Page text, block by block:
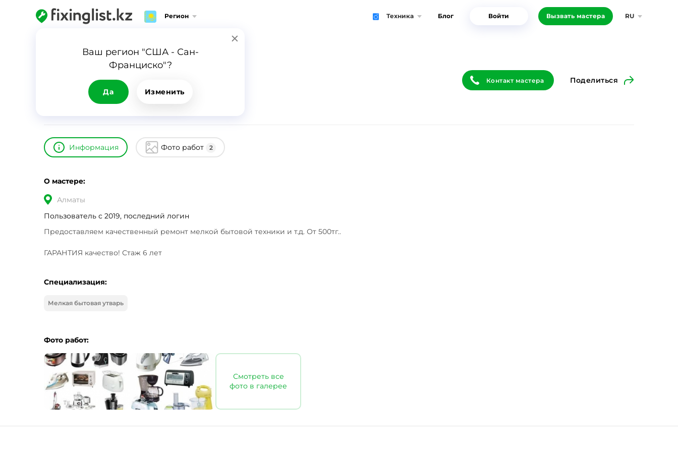
Регион Техника Блог Войти Вызвать мастера RU
Ваш регион "США - Сан-
Франциско"?
Да Изменить
Бауыржан
Контакт мастера Поделиться
Информация Фото работ 2
О мастере:
Алматы
Пользователь с 2019, последний логин
Предоставляем качественный ремонт мелкой бытовой техники и т.д. От 500тг..
ГАРАНТИЯ качество! Стаж 6 лет
Специализация:
Мелкая бытовая утварь
Фото работ:
Смотреть все
фото в галерее